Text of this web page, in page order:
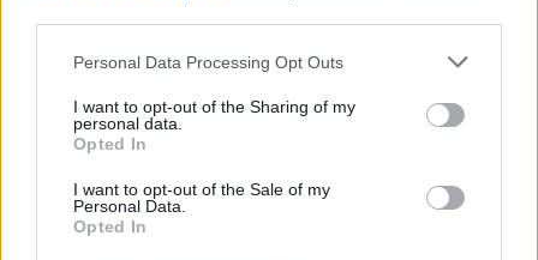
Personal Data Processing Opt Outs
I want to opt-out of the Sharing of my
personal data.
Opted In
I want to opt-out of the Sale of my
Personal Data.
Opted In
2026. augusztus 06., csütörtök
Kezdődhet Călin Georgescu és
Horațiu Potra perének érdemi
tárgyalása